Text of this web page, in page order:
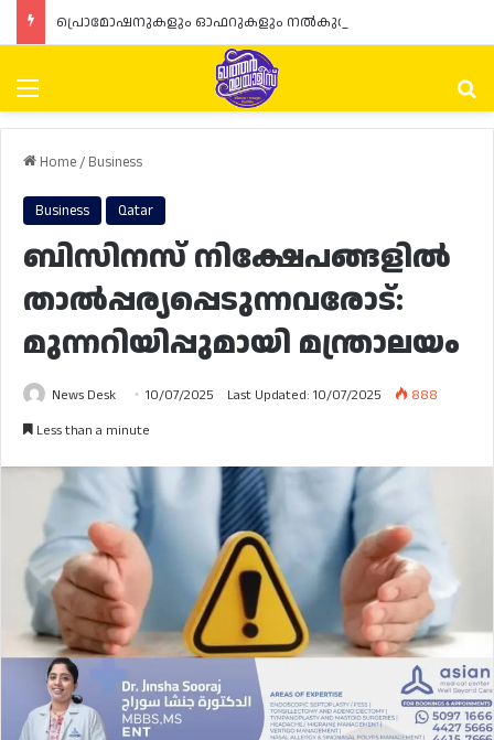
Menu
Home/ Business
Business Qatar
ബിസിനസ് നിക്ഷേപങ്ങളിൽ
താൽപ്പര്യപ്പെടുന്നവരോട്:
മുന്നറിയിപ്പുമായി മന്ത്രാലയം
News Desk 10/07/2025 Last Updated: 10/07/2025
888
Less than a minute